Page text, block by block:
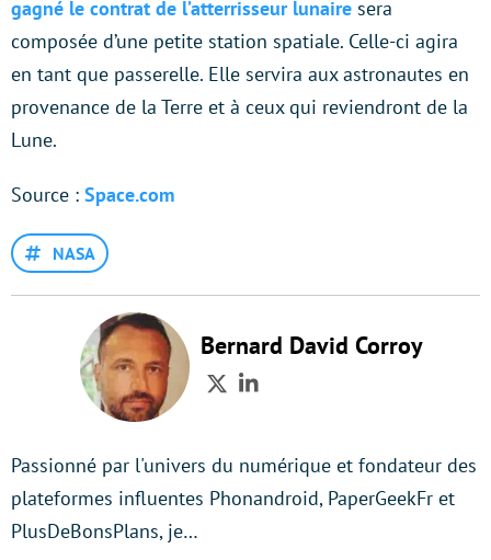
gagné le contrat de l’atterrisseur lunaire sera
composée d’une petite station spatiale. Celle-ci agira
en tant que passerelle. Elle servira aux astronautes en
provenance de la Terre et à ceux qui reviendront de la
Lune.
Source : Space.com
NASA
Bernard David Corroy
TwitterLinkedIn
Passionné par l'univers du numérique et fondateur des
plateformes influentes Phonandroid, PaperGeekFr et
PlusDeBonsPlans, je…